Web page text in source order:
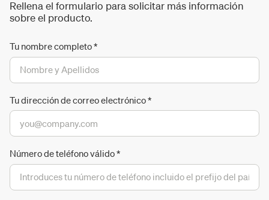
Rellena el formulario para solicitar más información
sobre el producto.
Tu nombre completo*
Tu dirección de correo electrónico*
Número de teléfono válido*